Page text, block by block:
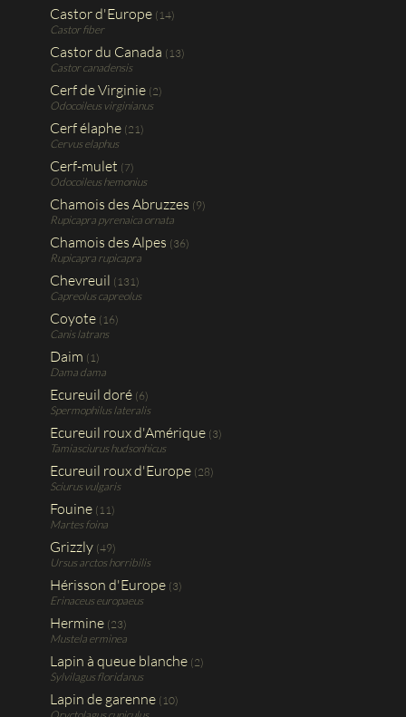
Castor d'Europe (14)
Castor fiber
Castor du Canada (13)
Castor canadensis
Cerf de Virginie (2)
Odocoileus virginianus
Cerf élaphe (21)
Cervus elaphus
Cerf-mulet (7)
Odocoileus hemonius
Chamois des Abruzzes (9)
Rupicapra pyrenaica ornata
Chamois des Alpes (36)
Rupicapra rupicapra
Chevreuil (131)
Capreolus capreolus
Coyote (16)
Canis latrans
Daim (1)
Dama dama
Ecureuil doré (6)
Spermophilus lateralis
Ecureuil roux d'Amérique (3)
Tamiasciurus hudsonhicus
Ecureuil roux d'Europe (28)
Sciurus vulgaris
Fouine (11)
Martes foina
Grizzly (49)
Ursus arctos horribilis
Hérisson d'Europe (3)
Erinaceus europaeus
Hermine (23)
Mustela erminea
Lapin à queue blanche (2)
Sylvilagus floridanus
Lapin de garenne (10)